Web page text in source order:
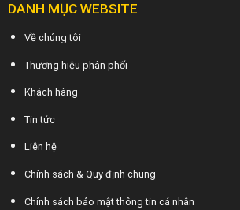
DANH MỤC WEBSITE
Về chúng tôi
Thương hiệu phân phối
Khách hàng
Tin tức
Liên hệ
Chính sách & Quy định chung
Chính sách bảo mật thông tin cá nhân